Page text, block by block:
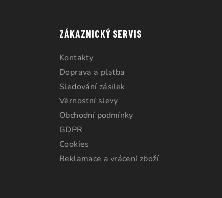
ZÁKAZNICKÝ SERVIS
Kontakty
Doprava a platba
Sledování zásilek
Věrnostní slevy
Obchodní podmínky
GDPR
Cookies
Reklamace a vrácení zboží